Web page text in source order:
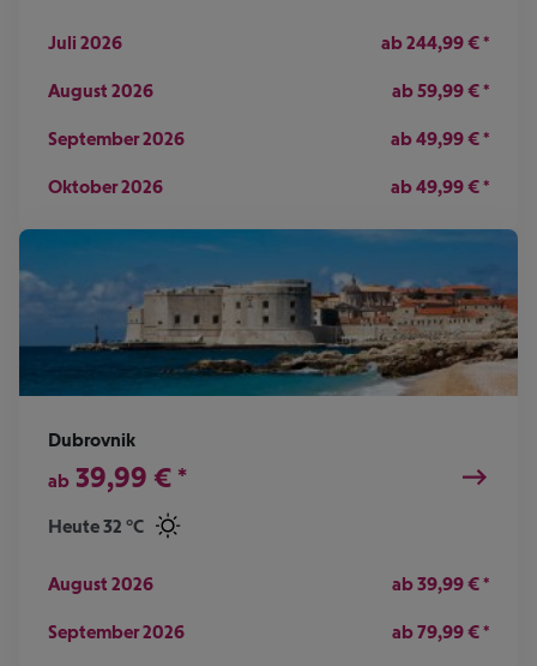
Juli 2026 ab244,99€*
August 2026 ab59,99€*
September 2026 ab49,99€*
Oktober 2026 ab49,99€*
Dubrovnik
ab 39,99 € *
Heute 32 °C
August 2026 ab39,99€*
September 2026 ab79,99€*